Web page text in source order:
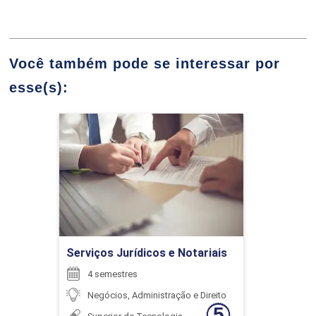
CONTABILIDADE BÁSICA
96
CONTABILIDADE GERENCIAL E ANÁLISE
DE CUSTOS
JOSE RENATO BUENCIO
LIVIA SILVA SPOSITO
LORENA MALTA BISINOTTO
Você também pode se interessar por
esse(s):
Serviços Jurídicos e Notariais
4 semestres
Negócios, Administração e Direito
Serviços Jurídicos e
Notariais
Detalhes do curso
Ir para Inscrição